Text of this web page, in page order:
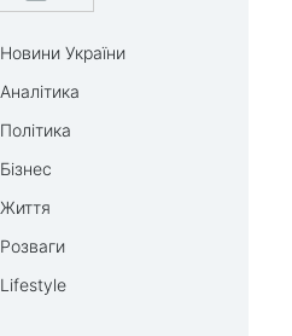
Новини України
Аналітика
Політика
Бізнес
Життя
Розваги
Lifestyle